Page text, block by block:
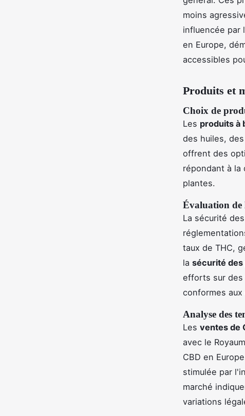
moins
influencée par
en Europe,
accessibles
Produits et
Choix de
Les produits à
des huiles,
offrent des
répondant à la
plantes.
Évaluation de
La sécurité
taux de THC,
la sécurité des
efforts sur des
conformes
Analyse des
Les ventes de
avec le
CBD en
stimulée par
marché
variations